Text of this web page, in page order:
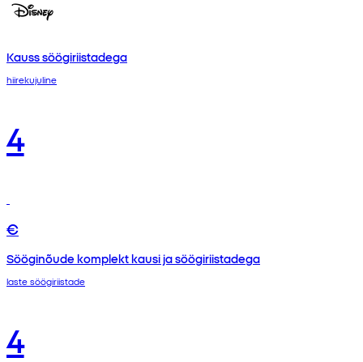
Kauss söögiriistadega
hiirekujuline
4
€
Sööginõude komplekt kausi ja söögiriistadega
laste söögiriistade
4